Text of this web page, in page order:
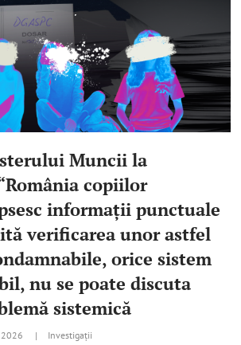
Muncii la
copiilor
informații punctuale
verificarea unor astfel
orice sistem
nu se poate discuta
sistemică
2026 | Investigații